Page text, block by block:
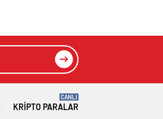
KRIPTO PARALAR
CANLI